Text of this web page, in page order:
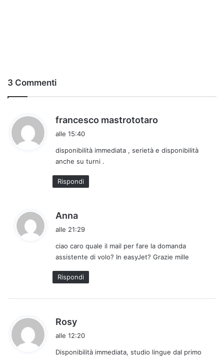
3 Commenti
francesco mastrototaro
e
alle 15:40
disponibilità immediata , serietà e disponibilità
anche su turni .
Rispondi
Anna
e
t
t
o
alle 21:29
ciao caro quale il mail per fare la domanda
assistente di volo? In easyJet? Grazie mille
Rispondi
Rosy
e
alle 12:20
Disponibilità immediata, studio lingue dal primo